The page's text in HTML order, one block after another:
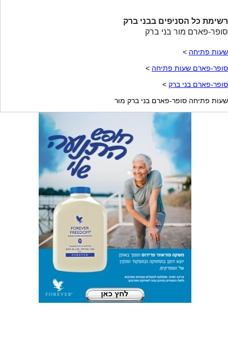
רשימת כל הסניפים בבני ברק
סופר-פארם מור בני ברק
שעות פתיחה >
סופר-פארם שעות פתיחה >
סופר-פארם בני ברק >
שעות פתיחה סופר-פארם בני ברק מור